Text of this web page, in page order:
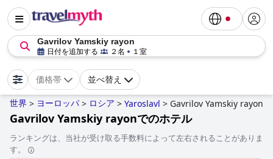
Gavrilov Yamskiy rayon
日付を追加する ２名 １室
価格帯 並べ替え
世界 > ヨーロッパ > ロシア > Yaroslavl > Gavrilov Yamskiy rayon
Gavrilov Yamskiy rayonでのホテル
ランキングは、当社が受け取る手数料によって左右されることがありま
す。